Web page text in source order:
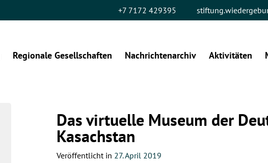
+7 7172 429395
Regionale Gesellschaften Nachrichtenarchiv Aktivitäten
Das virtuelle Museum der
Kasachstan
Veröffentlicht in 27. April 2019